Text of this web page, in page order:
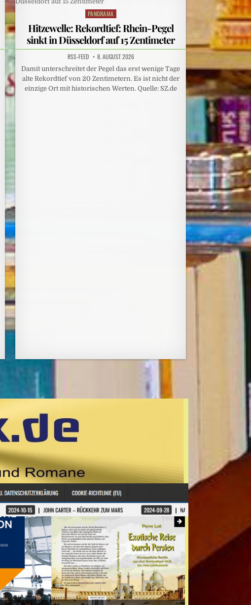
Posted
in
PANORAMA
Hitzewelle: Rekordtief: Rhein-Pegel
sinkt in Düsseldorf auf 15 Zentimeter
RSS-FEED 8. AUGUST 2026
Damit unterschreitet der Pegel das erst wenige Tage
alte Rekordtief von 20 Zentimetern. Es ist nicht der
einzige Ort mit historischen Werten. Quelle: SZ.de